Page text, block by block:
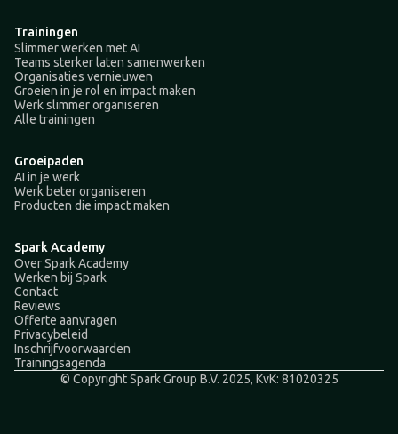
Trainingen
Slimmer werken met AI
Teams sterker laten samenwerken
Organisaties vernieuwen
Groeien in je rol en impact maken
Werk slimmer organiseren
Alle trainingen
Groeipaden
AI in je werk
Werk beter organiseren
Producten die impact maken
Spark Academy
Over Spark Academy
Werken bij Spark
Contact
Reviews
Offerte aanvragen
Privacybeleid
Inschrijfvoorwaarden
Trainingsagenda
© Copyright Spark Group B.V. 2025, KvK: 81020325